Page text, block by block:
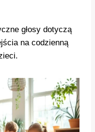
głosy dotyczą
na codzienną